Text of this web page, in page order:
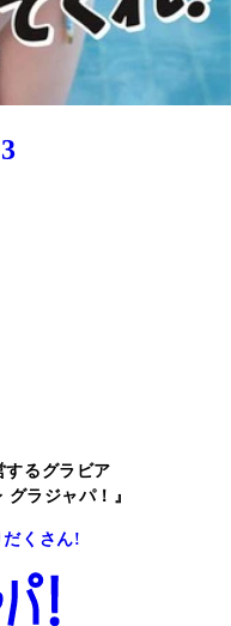
するグラビア
ラジャパ！』
だくさん!